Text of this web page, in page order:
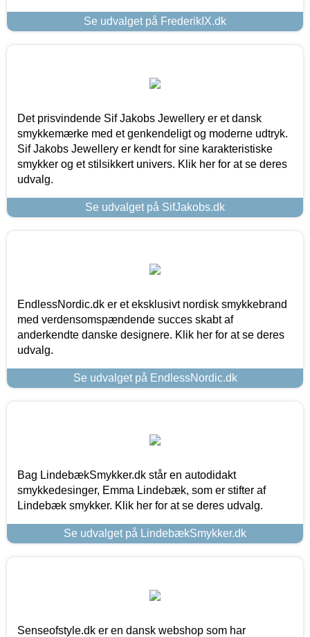
Se udvalget på FrederikIX.dk
Det prisvindende Sif Jakobs Jewellery er et dansk
smykkemærke med et genkendeligt og moderne udtryk.
Sif Jakobs Jewellery er kendt for sine karakteristiske
smykker og et stilsikkert univers. Klik her for at se deres
udvalg.
Se udvalget på SifJakobs.dk
EndlessNordic.dk er et eksklusivt nordisk smykkebrand
med verdensomspændende succes skabt af
anderkendte danske designere. Klik her for at se deres
udvalg.
Se udvalget på EndlessNordic.dk
Bag LindebækSmykker.dk står en autodidakt
smykkedesinger, Emma Lindebæk, som er stifter af
Lindebæk smykker. Klik her for at se deres udvalg.
Se udvalget på LindebækSmykker.dk
Senseofstyle.dk er en dansk webshop som har